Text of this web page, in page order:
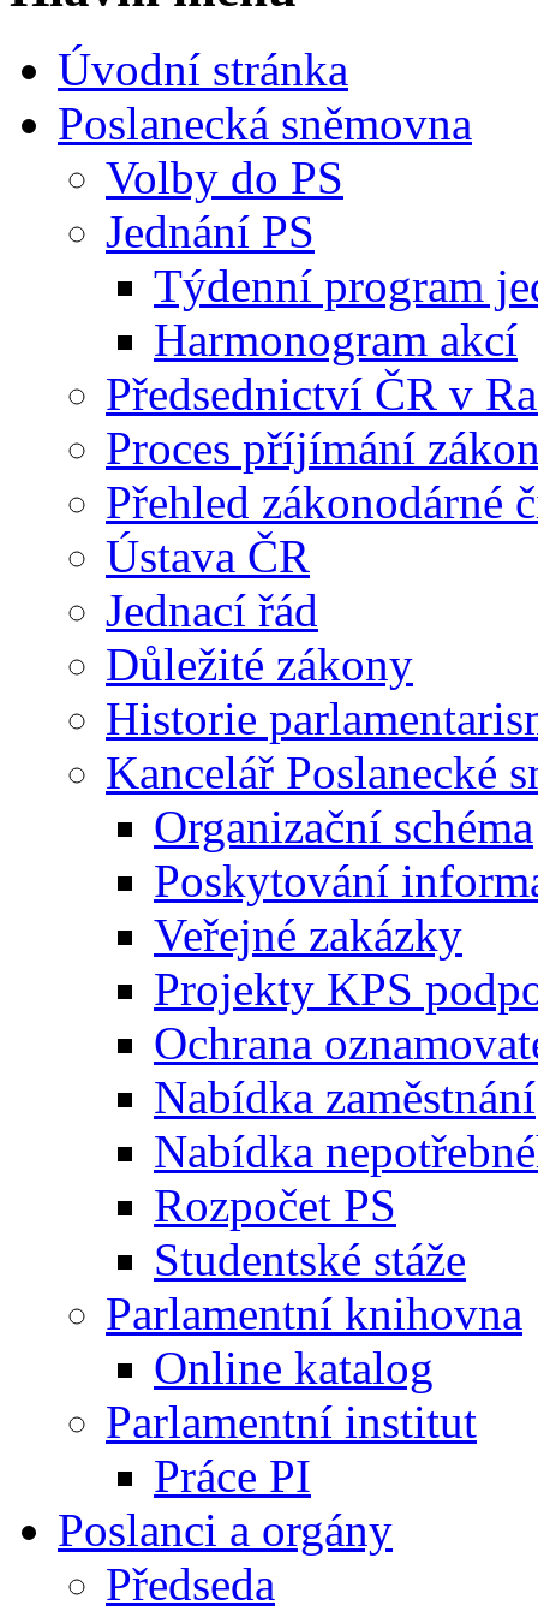
Úvodní stránka
Poslanecká sněmovna
Volby do PS
Jednání PS
Týdenní program
Harmonogram akcí
Předsednictví ČR v
Proces příjímání
Přehled zákonodárné
Ústava ČR
Jednací řád
Důležité zákony
Historie
Kancelář Poslanecké
Organizační schéma
Poskytování
Veřejné zakázky
Projekty KPS
Ochrana
Nabídka zaměstnání
Nabídka
Rozpočet PS
Studentské stáže
Parlamentní knihovna
Online katalog
Parlamentní institut
Práce PI
Poslanci a orgány
Předseda